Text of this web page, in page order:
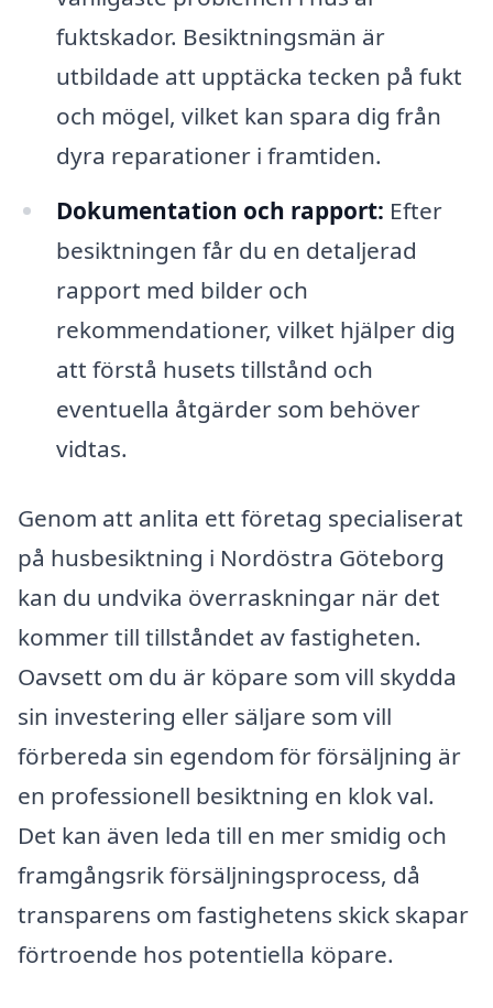
fuktskador. Besiktningsmän är
utbildade att upptäcka tecken på fukt
och mögel, vilket kan spara dig från
dyra reparationer i framtiden.
Dokumentation och rapport: Efter
besiktningen får du en detaljerad
rapport med bilder och
rekommendationer, vilket hjälper dig
att förstå husets tillstånd och
eventuella åtgärder som behöver
vidtas.
Genom att anlita ett företag specialiserat
på husbesiktning i Nordöstra Göteborg
kan du undvika överraskningar när det
kommer till tillståndet av fastigheten.
Oavsett om du är köpare som vill skydda
sin investering eller säljare som vill
förbereda sin egendom för försäljning är
en professionell besiktning en klok val.
Det kan även leda till en mer smidig och
framgångsrik försäljningsprocess, då
transparens om fastighetens skick skapar
förtroende hos potentiella köpare.